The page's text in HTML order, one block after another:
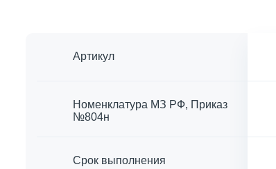
Артикул
Номенклатура МЗ РФ, Приказ
№804н
Срок выполнения